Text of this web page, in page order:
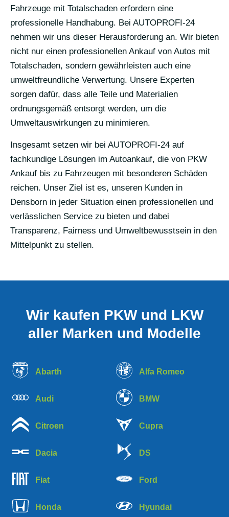
Fahrzeuge mit Totalschaden erfordern eine
professionelle Handhabung. Bei AUTOPROFI-24
nehmen wir uns dieser Herausforderung an. Wir bieten
nicht nur einen professionellen Ankauf von Autos mit
Totalschaden, sondern gewährleisten auch eine
umweltfreundliche Verwertung. Unsere Experten
sorgen dafür, dass alle Teile und Materialien
ordnungsgemäß entsorgt werden, um die
Umweltauswirkungen zu minimieren.
Insgesamt setzen wir bei AUTOPROFI-24 auf
fachkundige Lösungen im Autoankauf, die von PKW
Ankauf bis zu Fahrzeugen mit besonderen Schäden
reichen. Unser Ziel ist es, unseren Kunden in
Densborn in jeder Situation einen professionellen und
verlässlichen Service zu bieten und dabei
Transparenz, Fairness und Umweltbewusstsein in den
Mittelpunkt zu stellen.
Wir kaufen PKW und LKW
aller Marken und Modelle
Abarth Alfa Romeo
Audi BMW
Citroen Cupra
Dacia DS
Fiat Ford
Honda Hyundai